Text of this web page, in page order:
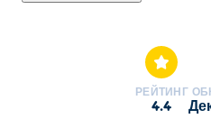
сложные задания!
выбирайте точные цели и
невероятной точностью.
РЕЙТИНГ
4.4